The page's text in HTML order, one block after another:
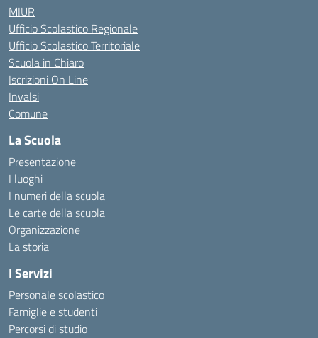
MIUR
Ufficio Scolastico Regionale
Ufficio Scolastico Territoriale
Scuola in Chiaro
Iscrizioni On Line
Invalsi
Comune
La Scuola
Presentazione
I luoghi
I numeri della scuola
Le carte della scuola
Organizzazione
La storia
I Servizi
Personale scolastico
Famiglie e studenti
Percorsi di studio